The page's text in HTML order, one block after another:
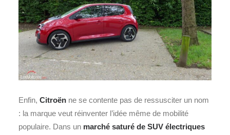
Enfin, Citroën ne se contente pas de ressusciter un nom
: la marque veut réinventer l’idée même de mobilité
populaire. Dans un marché saturé de SUV électriques